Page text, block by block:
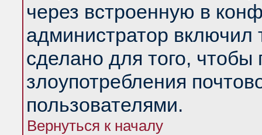
через встроенную в
администратор
сделано для того, чтобы
злоупотребления
пользователями.
Вернуться к началу